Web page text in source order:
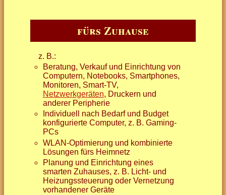
fürs Zuhause
z. B.:
Beratung, Verkauf und Einrichtung von
Computern, Notebooks, Smartphones,
Monitoren, Smart-TV,
Netzwerkgeräten, Druckern und
anderer Peripherie
Individuell nach Bedarf und Budget
konfigurierte Computer, z. B. Gaming-
PCs
WLAN-Optimierung und kombinierte
Lösungen fürs Heimnetz
Planung und Einrichtung eines
smarten Zuhauses, z. B. Licht- und
Heizungssteuerung oder Vernetzung
vorhandener Geräte